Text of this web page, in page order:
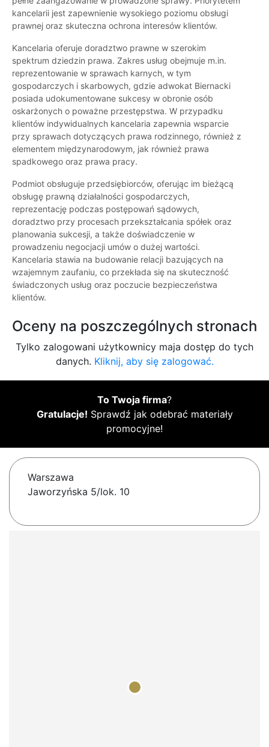
kancelarii jest zapewnienie wysokiego poziomu obsługi
prawnej oraz skuteczna ochrona interesów klientów.
Kancelaria oferuje doradztwo prawne w szerokim
spektrum dziedzin prawa. Zakres usług obejmuje m.in.
reprezentowanie w sprawach karnych, w tym
gospodarczych i skarbowych, gdzie adwokat Biernacki
posiada udokumentowane sukcesy w obronie osób
oskarżonych o poważne przestępstwa. W przypadku
klientów indywidualnych kancelaria zapewnia wsparcie
przy sprawach dotyczących prawa rodzinnego, również z
elementem międzynarodowym, jak również prawa
spadkowego oraz prawa pracy.
Podmiot obsługuje przedsiębiorców, oferując im bieżącą
obsługę prawną działalności gospodarczych,
reprezentację podczas postępowań sądowych,
doradztwo przy procesach przekształcania spółek oraz
planowania sukcesji, a także doświadczenie w
prowadzeniu negocjacji umów o dużej wartości.
Kancelaria stawia na budowanie relacji bazujących na
wzajemnym zaufaniu, co przekłada się na skuteczność
świadczonych usług oraz poczucie bezpieczeństwa
klientów.
Oceny na poszczególnych stronach
Tylko zalogowani użytkownicy maja dostęp do tych
danych. Kliknij, aby się zalogować.
To Twoja firma?
Gratulacje! Sprawdź jak odebrać materiały
promocyjne!
Warszawa
Jaworzyńska 5/lok. 10